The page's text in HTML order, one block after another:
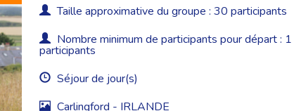
Taille approximative du groupe : 30 participants
Nombre minimum de participants pour départ : 1
participants
Séjour de jour(s)
Carlingford - IRLANDE